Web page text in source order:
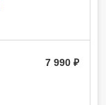
7 990